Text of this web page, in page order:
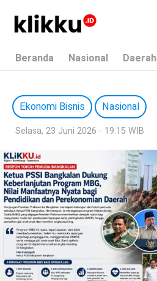
Beranda Nasional Daerah
Ekonomi Bisnis Nasional
Selasa, 23 Juni 2026 - 19:15 WIB